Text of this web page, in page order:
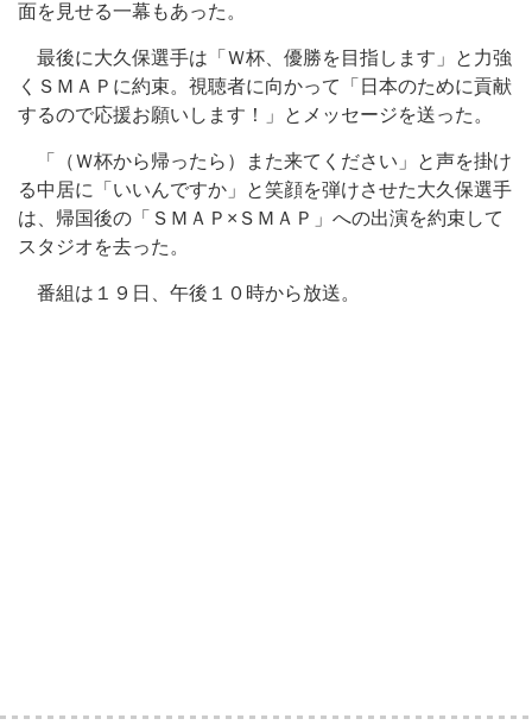
面を見せる一幕もあった。
最後に大久保選手は「Ｗ杯、優勝を目指します」と力強
くＳＭＡＰに約束。視聴者に向かって「日本のために貢献
するので応援お願いします！」とメッセージを送った。
「（Ｗ杯から帰ったら）また来てください」と声を掛け
る中居に「いいんですか」と笑顔を弾けさせた大久保選手
は、帰国後の「ＳＭＡＰ×ＳＭＡＰ」への出演を約束して
スタジオを去った。
番組は１９日、午後１０時から放送。